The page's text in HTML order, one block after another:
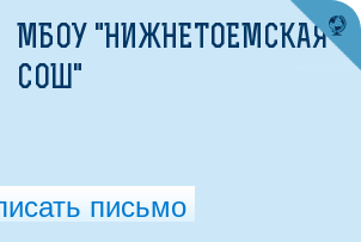
МБОУ "НИЖНЕТОЕМСКАЯ
СОШ"
письмо